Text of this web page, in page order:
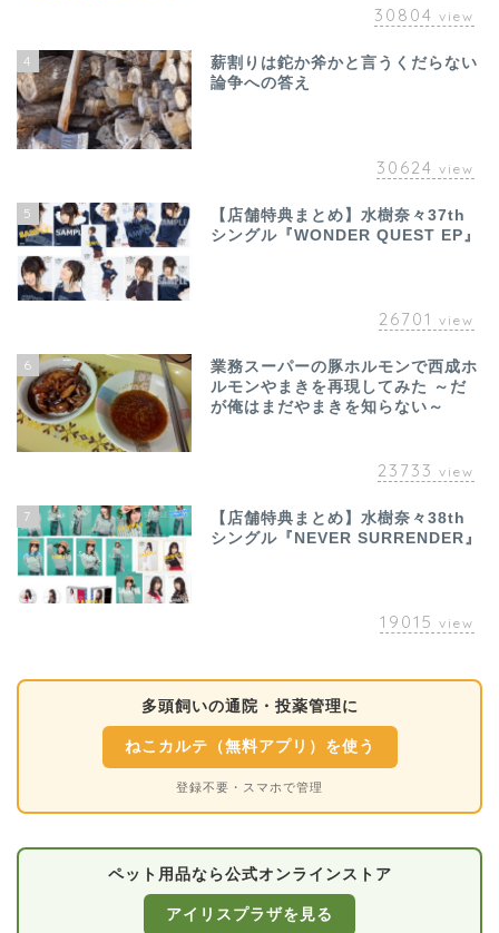
30804 view
4
薪割りは鉈か斧かと言うくだらない
論争への答え
30624 view
5
【店舗特典まとめ】水樹奈々37th
シングル『WONDER QUEST EP』
26701 view
6
業務スーパーの豚ホルモンで西成ホ
ルモンやまきを再現してみた ～だ
が俺はまだやまきを知らない～
23733 view
7
【店舗特典まとめ】水樹奈々38th
シングル『NEVER SURRENDER』
19015 view
多頭飼いの通院・投薬管理に
ねこカルテ（無料アプリ）を使う
登録不要・スマホで管理
ペット用品なら公式オンラインストア
アイリスプラザを見る